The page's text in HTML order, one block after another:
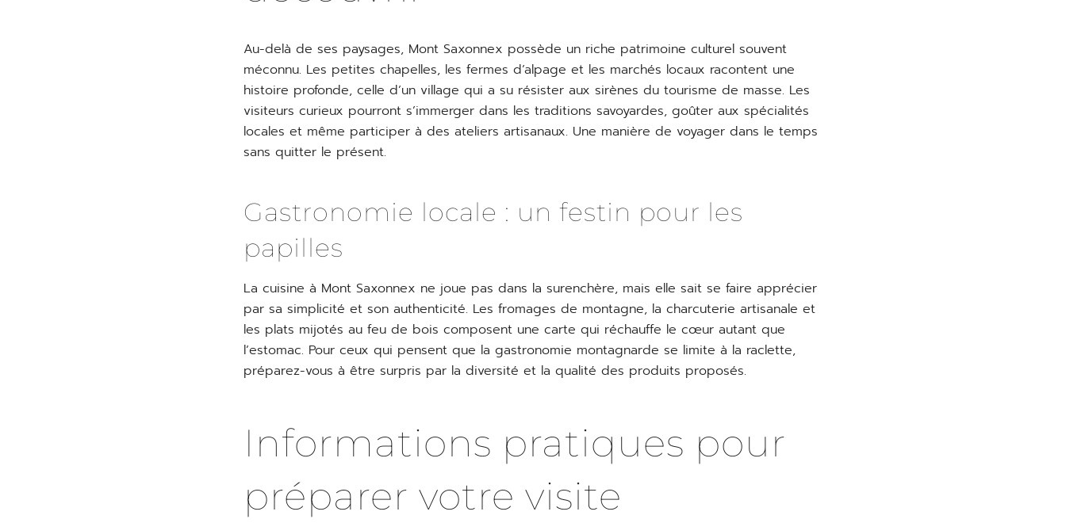
Au-delà de ses paysages, Mont Saxonnex possède un riche patrimoine culturel souvent
méconnu. Les petites chapelles, les fermes d’alpage et les marchés locaux racontent une
histoire profonde, celle d’un village qui a su résister aux sirènes du tourisme de masse. Les
visiteurs curieux pourront s’immerger dans les traditions savoyardes, goûter aux spécialités
locales et même participer à des ateliers artisanaux. Une manière de voyager dans le temps
sans quitter le présent.
Gastronomie locale : un festin pour les
papilles
La cuisine à Mont Saxonnex ne joue pas dans la surenchère, mais elle sait se faire apprécier
par sa simplicité et son authenticité. Les fromages de montagne, la charcuterie artisanale et
les plats mijotés au feu de bois composent une carte qui réchauffe le cœur autant que
l’estomac. Pour ceux qui pensent que la gastronomie montagnarde se limite à la raclette,
préparez-vous à être surpris par la diversité et la qualité des produits proposés.
Informations pratiques pour
préparer votre visite